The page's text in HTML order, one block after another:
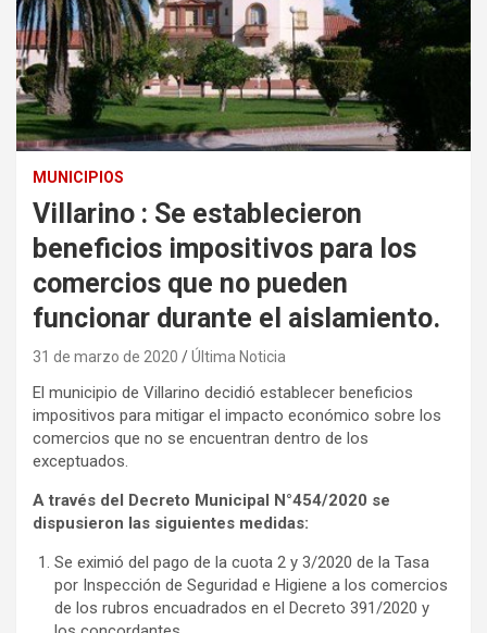
MUNICIPIOS
Villarino : Se establecieron
beneficios impositivos para los
comercios que no pueden
funcionar durante el aislamiento.
31 de marzo de 2020 Última Noticia
El municipio de Villarino decidió establecer beneficios
impositivos para mitigar el impacto económico sobre los
comercios que no se encuentran dentro de los
exceptuados.
A través del Decreto Municipal N°454/2020 se
dispusieron las siguientes medidas:
Se eximió del pago de la cuota 2 y 3/2020 de la Tasa
por Inspección de Seguridad e Higiene a los comercios
de los rubros encuadrados en el Decreto 391/2020 y